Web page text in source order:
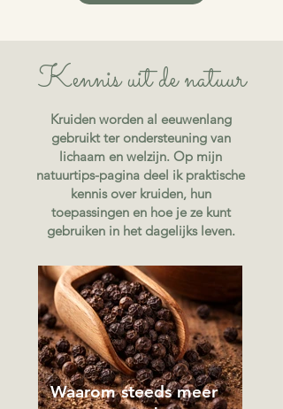
Kennis uit de natuur
Kruiden worden al eeuwenlang
gebruikt ter ondersteuning van
lichaam en welzijn. Op mijn
natuurtips-pagina deel ik praktische
kennis over kruiden, hun
toepassingen en hoe je ze kunt
gebruiken in het dagelijks leven.
Waarom steeds meer